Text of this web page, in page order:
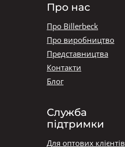
Про нас
Про Billerbeck
Про виробництво
Представництва
Контакти
Блог
Служба
підтримки
Для оптових клієнтів